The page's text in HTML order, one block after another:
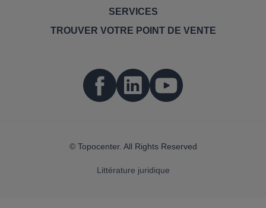
SERVICES
TROUVER VOTRE POINT DE VENTE
© Topocenter. All Rights Reserved
Littérature juridique